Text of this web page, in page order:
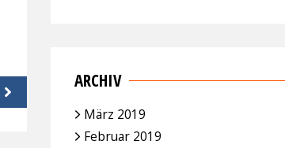
ARCHIV
März 2019
Februar 2019